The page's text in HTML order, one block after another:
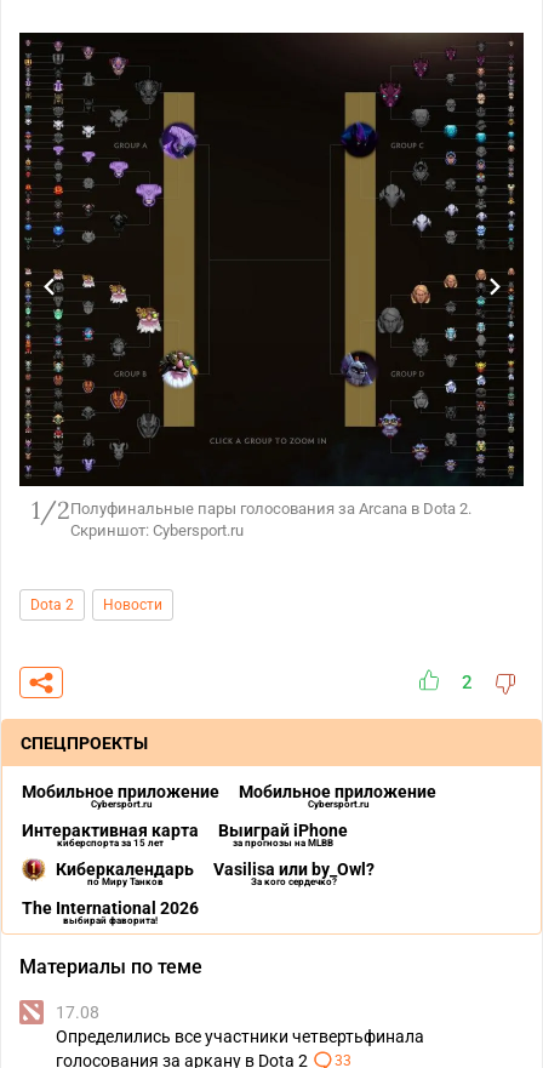
1/2Полуфинальные пары голосования за Arcana в Dota 2.
Скриншот: Cybersport.ru
Dota 2 Новости
2
СПЕЦПРОЕКТЫ
Мобильное приложение
Cybersport.ru
Мобильное приложение
Cybersport.ru
Интерактивная карта
киберспорта за 15 лет
Выиграй iPhone
за прогнозы на MLBB
Киберкалендарь
по Миру Танков
Vasilisa или by_Owl?
За кого сердечко?
The International 2026
выбирай фаворита!
Материалы по теме
17.08
Определились все участники четвертьфинала
голосования за аркану в Dota 2
33